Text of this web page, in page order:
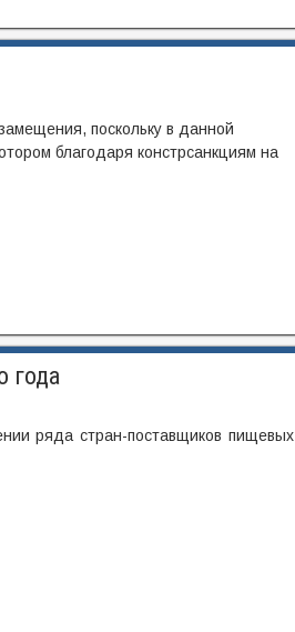
поскольку в данной
благодаря констрсанкциям на
года
ряда стран-поставщиков пищевых